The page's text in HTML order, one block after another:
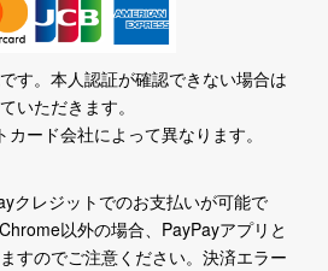
す。本人認証が確認できない場合は
いただきます。
ード会社によって異なります。
クレジットでのお支払いが可能で
以外の場合、PayPayアプリと
すのでご注意ください。決済エラー